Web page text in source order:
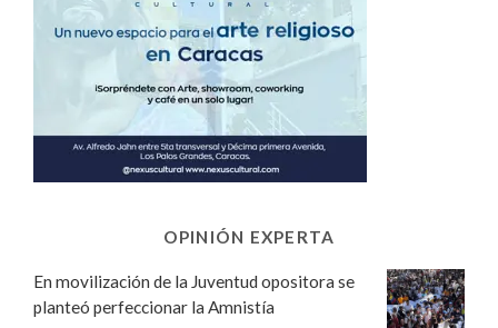
OPINIÓN EXPERTA
En movilización de la Juventud opositora se
planteó perfeccionar la Amnistía